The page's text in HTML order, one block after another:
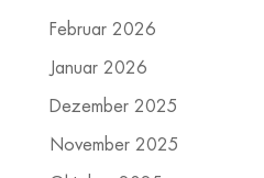
Februar 2026
Januar 2026
Dezember 2025
November 2025